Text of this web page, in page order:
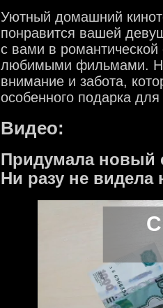
Уютный домашний
понравится вашей
с вами в романтической
любимыми фильмами. Не
внимание и забота,
особенного подарка
Видео:
Придумала новый
Ни разу не видела